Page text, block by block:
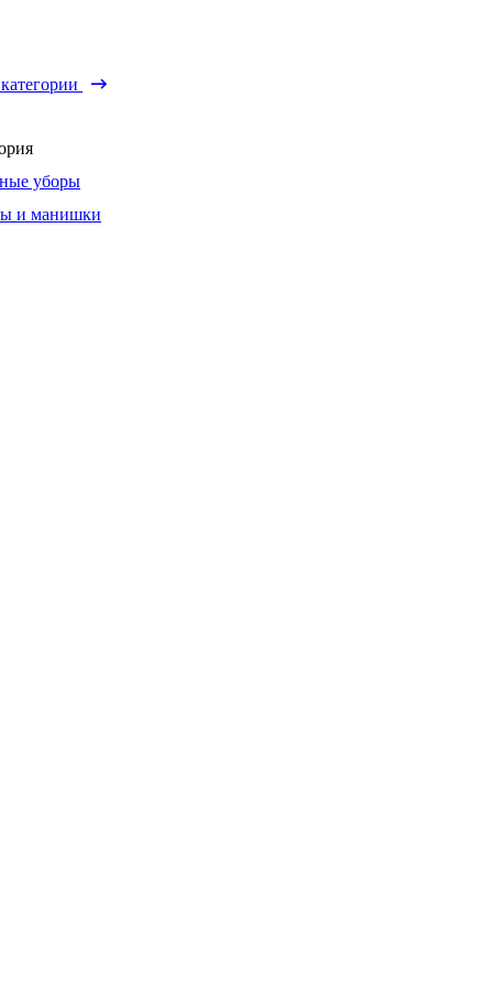
уборы
и манишки